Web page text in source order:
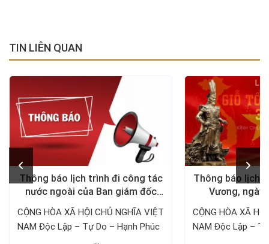
TIN LIÊN QUAN
Thông báo lịch trình đi công tác
nước ngoài của Ban giám đốc
Công ty Thám tử VDT năm 2024
CỘNG HÒA XÃ HỘI CHỦ NGHĨA VIỆT
NAM Độc Lập – Tự Do – Hạnh Phúc ­­­­­­­­­­­­­­­­­­­­
...
Thông báo lịch
Vương, ngày
1/5/
CỘNG HÒA XÃ
NAM Độc Lập –